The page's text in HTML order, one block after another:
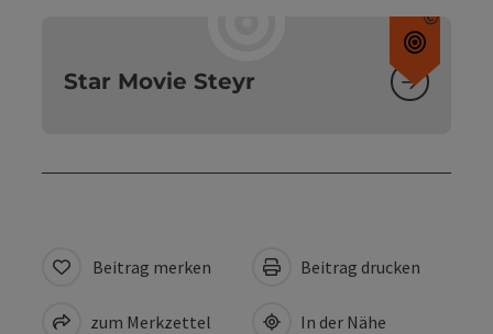
©
Star Movie Steyr
Beitrag merken
zum Merkzettel
Beitrag drucken
In der Nähe